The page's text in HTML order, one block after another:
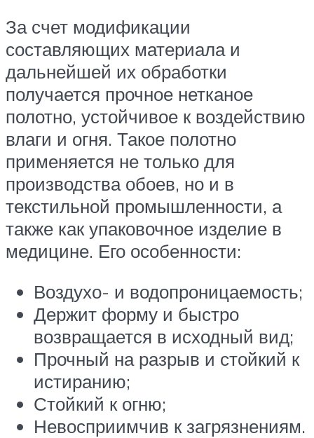
За счет модификации
составляющих материала и
дальнейшей их обработки
получается прочное нетканое
полотно, устойчивое к воздействию
влаги и огня. Такое полотно
применяется не только для
производства обоев, но и в
текстильной промышленности, а
также как упаковочное изделие в
медицине. Его особенности:
Воздухо- и водопроницаемость;
Держит форму и быстро
возвращается в исходный вид;
Прочный на разрыв и стойкий к
истиранию;
Стойкий к огню;
Невосприимчив к загрязнениям.